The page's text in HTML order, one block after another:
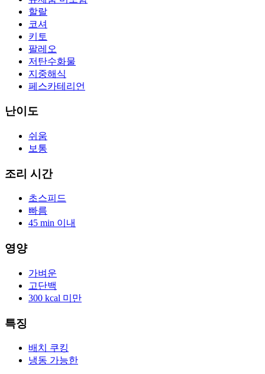
할랄
코셔
키토
팔레오
저탄수화물
지중해식
페스카테리언
난이도
쉬움
보통
조리 시간
초스피드
빠름
45 min 이내
영양
가벼운
고단백
300 kcal 미만
특징
배치 쿠킹
냉동 가능한